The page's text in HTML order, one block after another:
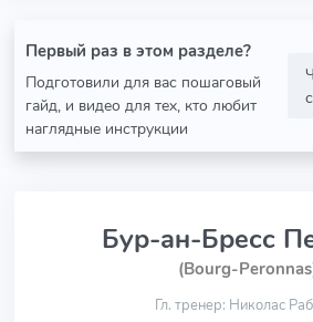
Первый раз в этом разделе?
Подготовили для вас пошаговый
гайд, и видео для тех, кто любит
наглядные инструкции
Бур-ан-Бресс
(Bourg-
Гл. тренер: Николас